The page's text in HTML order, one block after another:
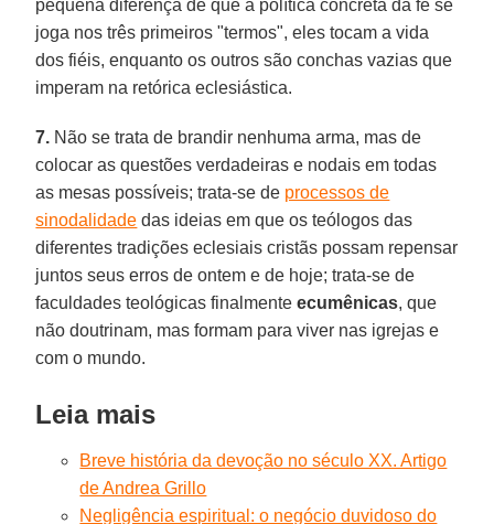
pequena diferença de que a política concreta da fé se
joga nos três primeiros "termos", eles tocam a vida
dos fiéis, enquanto os outros são conchas vazias que
imperam na retórica eclesiástica.
7. Não se trata de brandir nenhuma arma, mas de
colocar as questões verdadeiras e nodais em todas
as mesas possíveis; trata-se de processos de
sinodalidade das ideias em que os teólogos das
diferentes tradições eclesiais cristãs possam repensar
juntos seus erros de ontem e de hoje; trata-se de
faculdades teológicas finalmenteecumênicas, que
não doutrinam, mas formam para viver nas igrejas e
com o mundo.
Leia mais
Breve história da devoção no século XX. Artigo
de Andrea Grillo
Negligência espiritual: o negócio duvidoso do